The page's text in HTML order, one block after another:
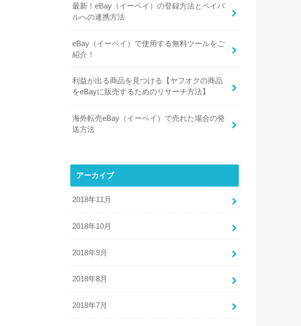
最新！eBay（イーベイ）の登録方法とペイパ
ルへの連携方法
eBay（イーベイ）で使用する無料ツールをご
紹介！
利益が出る商品を見つける【ヤフオクの商品
をeBayに販売するためのリサーチ方法】
海外転売eBay（イーベイ）で売れた場合の発
送方法
アーカイブ
2018年11月
2018年10月
2018年9月
2018年8月
2018年7月